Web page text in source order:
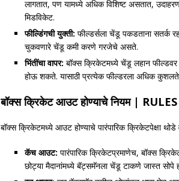
लागतात, पण यामध्ये अधिक विशिष्ट असतात,
मिडविकेट.
फील्डिंगची युक्ती: फील्डर्सला चेंडू पकडताना सतर्क
चुकवणारे चेंडू कमी करणे गरजेचे असते.
भिंतींचा वापर: बॉक्स क्रिकेटमध्ये चेंडू लहान
होऊ शकते. यासाठी प्रत्येक फील्डरला अधिक
बॉक्स क्रिकेट आउट होण्याचे नियम| RULES
बॉक्स क्रिकेटमध्ये आउट होण्याचे पारंपारिक क्रिकेटपेक्षा
कॅच आउट: पारंपारिक क्रिकेटप्रमाणेच, बॉक्स
छोट्या मैदानांमध्ये बॅट्समॅनला चेंडू टाकणे जास्त